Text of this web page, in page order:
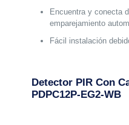
Encuentra y conecta
emparejamiento
Fácil instalación
Detector PIR Con
PDPC12P-EG2-WB